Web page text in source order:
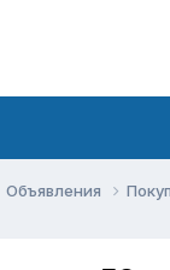
Объявления